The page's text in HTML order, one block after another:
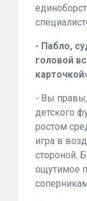
- Пабло,
головой
- Вы
детского
ростом
игра в
стороной.
ощутимое